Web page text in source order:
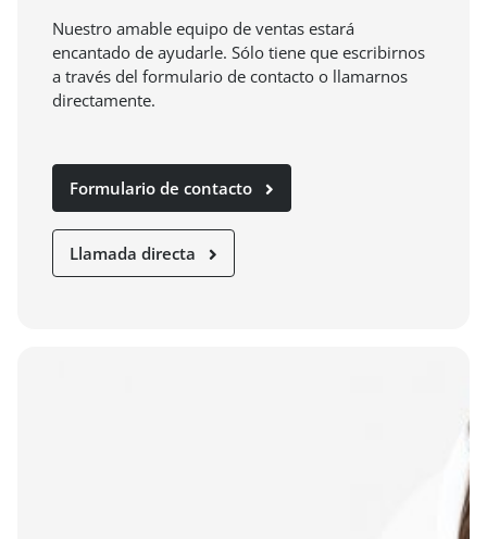
Nuestro amable equipo de ventas estará
encantado de ayudarle. Sólo tiene que escribirnos
a través del formulario de contacto o llamarnos
directamente.
Formulario de contacto
Llamada directa